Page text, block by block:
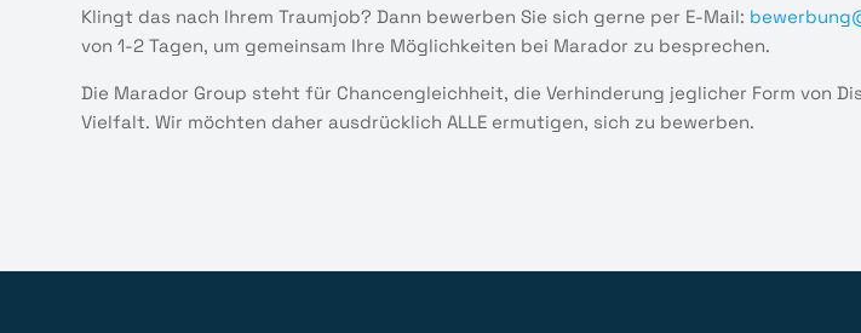
Klingt das nach Ihrem Traumjob? Dann bewerben Sie sich gerne per E-Mail:
von 1-2 Tagen, um gemeinsam Ihre Möglichkeiten bei Marador zu besprechen.
Die Marador Group steht für Chancengleichheit, die Verhinderung jeglicher Form von
Vielfalt. Wir möchten daher ausdrücklich ALLE ermutigen, sich zu bewerben.